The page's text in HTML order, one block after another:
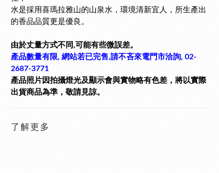
水是採用喜瑪拉雅山的山泉水，環境清新宜人，所生產出
的香品品質更是優良。
由於丈量方式不同,可能有些微誤差。
產品數量有限, 網站若已完售,請不吝來電門市洽詢, 02-
2687-3771
產品照片因拍攝燈光及顯示會與實物略有色差，將以實際
出貨商品為準，敬請見諒。
了解更多